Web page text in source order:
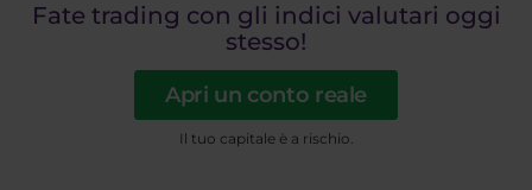
Fate trading con gli indici valutari oggi
stesso!
Apri un conto reale
Il tuo capitale è a rischio.